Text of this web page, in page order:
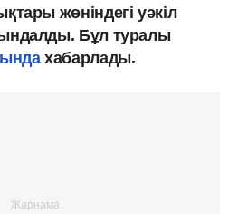
жөніндегі уәкіл
Бұл туралы
хабарлады.